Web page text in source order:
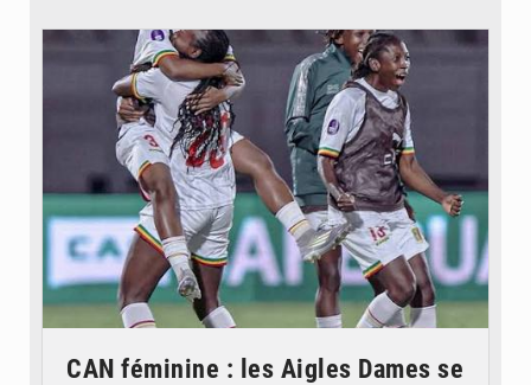
© FEMAFOOT
CAN féminine : les Aigles Dames se